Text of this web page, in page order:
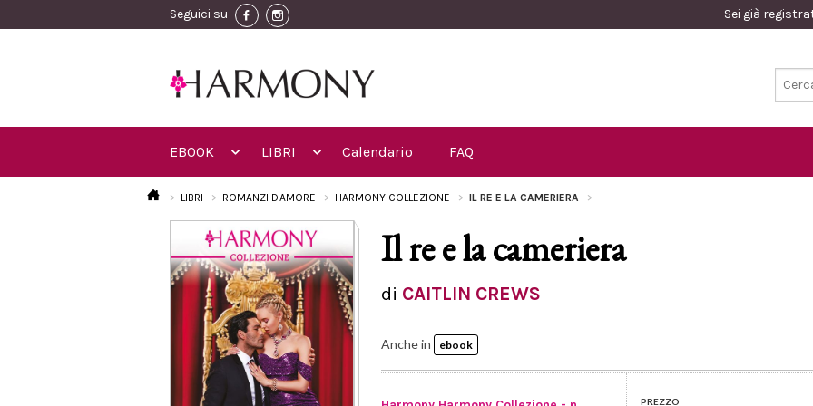
Seguici su Sei già
EBOOK LIBRI Calendario FAQ
LIBRI ROMANZI D'AMORE HARMONY COLLEZIONE IL RE E LA CAMERIERA
Il re e la cameriera
di CAITLIN CREWS
Anche in ebook
PREZZO